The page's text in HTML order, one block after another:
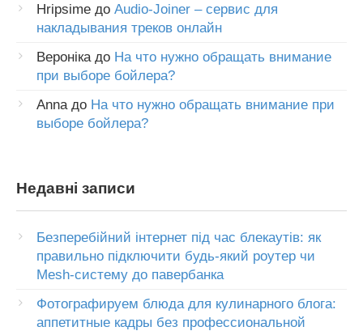
Hripsime до Audio-Joiner – сервис для
накладывания треков онлайн
Вероніка до На что нужно обращать внимание
при выборе бойлера?
Anna до На что нужно обращать внимание при
выборе бойлера?
Недавні записи
Безперебійний інтернет під час блекаутів: як
правильно підключити будь-який роутер чи
Mesh-систему до павербанка
Фотографируем блюда для кулинарного блога:
аппетитные кадры без профессиональной